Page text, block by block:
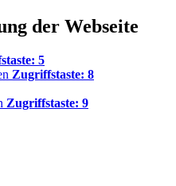
der Webseite
5
Zugriffstaste: 8
Zugriffstaste: 9